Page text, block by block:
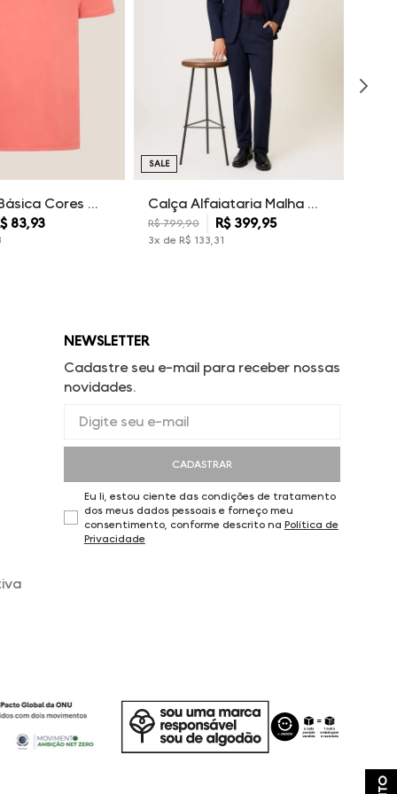
Camiseta Básica Cores Dudalina Masculina
83,93
Calça Alfaiataria Malha Dudalina Masculina
R$ 799,90 R$ 399,95
3x de R$ 133 31
SALE
NEWSLETTER
Cadastre seu e-mail para receber nossas
novidades.
CADASTRAR
Eu li, estou ciente das condições de tratamento
dos meus dados pessoais e forneço meu
consentimento, conforme descrito na Política de
Privacidade